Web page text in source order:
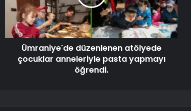
Ümraniye'de düzenlenen atölyede
çocuklar anneleriyle pasta yapmayı
öğrendi.